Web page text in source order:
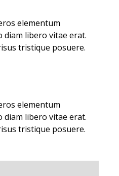
elementum
libero vitae erat.
tristique posuere.
elementum
libero vitae erat.
tristique posuere.